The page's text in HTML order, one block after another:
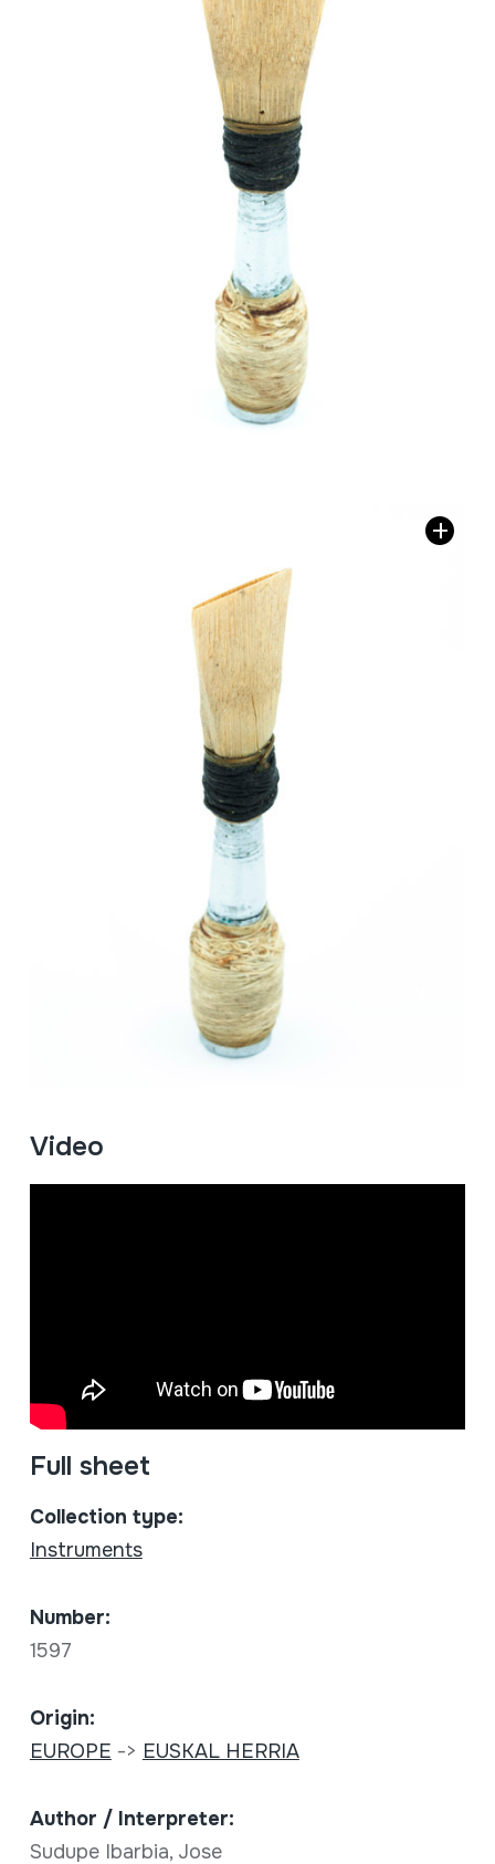
Video
Full sheet
Collection type:
Instruments
Number:
1597
Origin:
EUROPE -> EUSKAL HERRIA
Author / Interpreter:
Sudupe Ibarbia, Jose